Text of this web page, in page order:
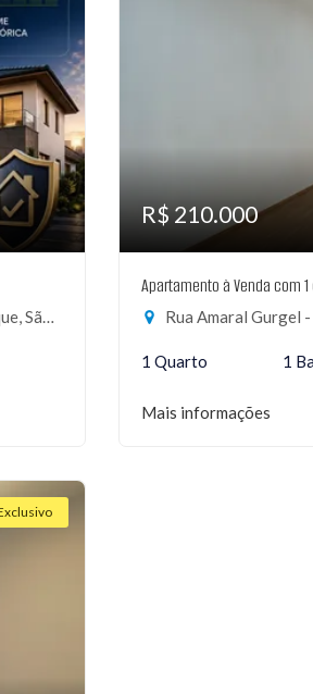
SP
R$ 210.000
Apartamento à Venda com
Rua Amaral Gurgel
1 Quarto 1
Mais informações